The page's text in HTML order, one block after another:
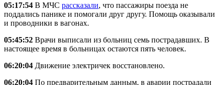
05:17:54 В МЧС рассказали, что пассажиры поезда не
поддались панике и помогали друг другу. Помощь оказывали
и проводники в вагонах.
05:45:52 Врачи выписали из больниц семь пострадавших. В
настоящее время в больницах остаются пять человек.
06:20:04 Движение электричек восстановлено.
06:20:04 По предварительным данным, в аварии пострадали